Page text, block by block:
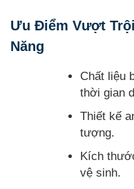
Ưu Điểm Vượt
Năng
Chất liệu
thời gian
Thiết kế
tượng.
Kích
vệ sinh.